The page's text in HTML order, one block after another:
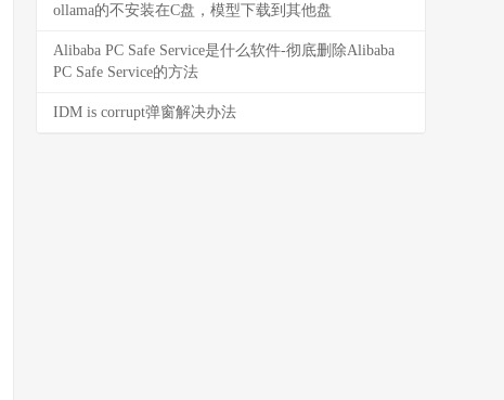
ollama的不安装在C盘，模型下载到其他盘
Alibaba PC Safe Service是什么软件-彻底删除Alibaba
PC Safe Service的方法
IDM is corrupt弹窗解决办法